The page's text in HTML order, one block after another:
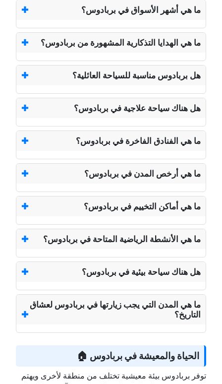
ما هي أشهر الأسواق في بربادوس؟
ما هي الهدايا التذكارية المشهورة من بربادوس؟
هل بربادوس مناسبة للسياحة العائلية؟
هل هناك سياحة علاجية في بربادوس؟
ما هي الفنادق الفاخرة في بربادوس؟
ما هي أرخص المدن في بربادوس؟
ما هي أماكن التخييم في بربادوس؟
ما هي الأنشطة الرياضية المتاحة في بربادوس؟
هل هناك سياحة بيئية في بربادوس؟
ما هي المدن التي يجب زيارتها في بربادوس لعشاق
التاريخ؟
الحياة والمعيشة في بربادوس 🏠
توفر بربادوس بيئة معيشية تختلف من منطقة لأخرى ويهتم